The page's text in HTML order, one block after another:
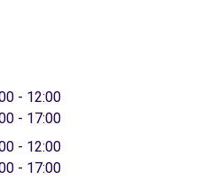
- 12:00
- 17:00
- 12:00
- 17:00